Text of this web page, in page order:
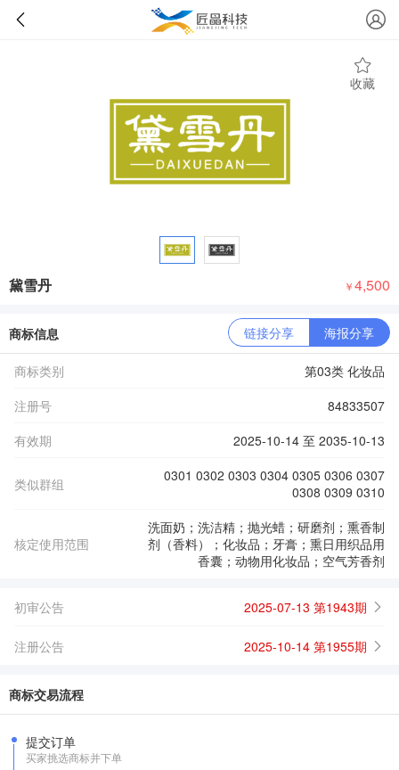
收藏
黛雪丹 ￥4,500
商标信息 链接分享 海报分享
商标类别
第03类 化妆品
注册号
84833507
有效期
2025-10-14 至 2035-10-13
类似群组
0301 0302 0303 0304 0305 0306 0307
0308 0309 0310
核定使用范围
洗面奶；洗洁精；抛光蜡；研磨剂；熏香制
剂（香料）；化妆品；牙膏；熏日用织品用
香囊；动物用化妆品；空气芳香剂
初审公告 2025-07-13 第1943期
注册公告 2025-10-14 第1955期
商标交易流程
提交订单
买家挑选商标并下单